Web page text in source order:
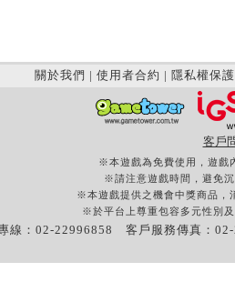
關於我們 | 使用者合約 | 隱私權保護
客戶
※本遊戲為免費使用，遊戲
※請注意遊戲時間，避免
※本遊戲提供之機會中獎商品，
※於平台上尊重包容多元性別
線：02-22996858 客戶服務傳真：